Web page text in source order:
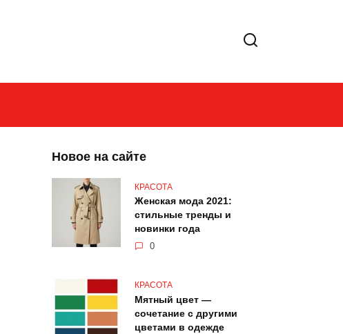
Новое на сайте
КРАСОТА
Женская мода 2021:
стильные тренды и
новинки года
0
КРАСОТА
Мятный цвет —
сочетание с другими
цветами в одежде